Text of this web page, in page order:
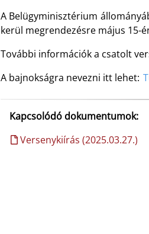
A Belügyminisztérium
kerül megrendezésre május 15-
További információk a csatolt
A bajnokságra nevezni itt lehet:
Kapcsolódó dokumentumok:
Versenykiírás (2025.03.27.)